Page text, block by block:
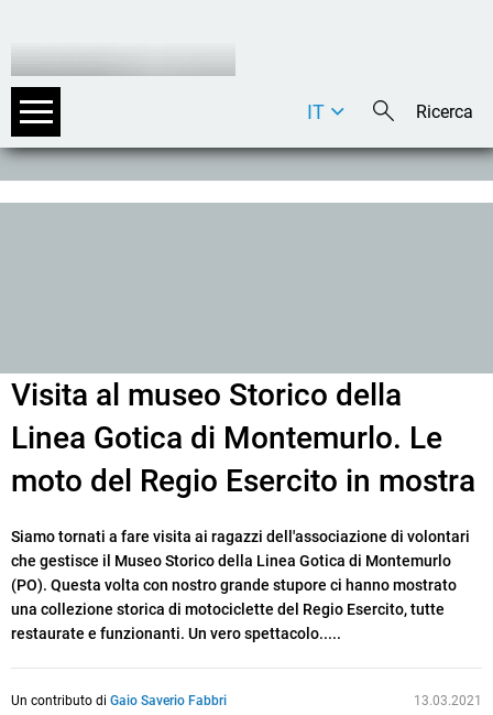
DE
IT
Visita al museo Storico della
Linea Gotica di Montemurlo. Le
moto del Regio Esercito in mostra
Siamo tornati a fare visita ai ragazzi dell'associazione di volontari
che gestisce il Museo Storico della Linea Gotica di Montemurlo
(PO). Questa volta con nostro grande stupore ci hanno mostrato
una collezione storica di motociclette del Regio Esercito, tutte
restaurate e funzionanti. Un vero spettacolo.....
Un contributo di Gaio Saverio Fabbri 13.03.2021